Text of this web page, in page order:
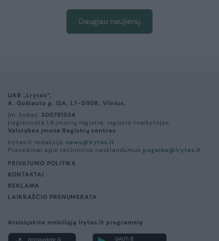
Daugiau naujienų
UAB „Lrytas“,
A. Goštauto g. 12A, LT-01108, Vilnius.
Įm. kodas: 300781534
Įregistruota LR įmonių registre, registro tvarkytojas:
Valstybės įmonė Registrų centras
lrytas.lt redakcija news@lrytas.lt
Pranešimai apie techninius nesklandumus pagalba@lrytas.lt
PRIVATUMO POLITIKA
KONTAKTAI
REKLAMA
LAIKRAŠČIO PRENUMERATA
Atsisiųskite mobiliąją lrytas.lt programėlę